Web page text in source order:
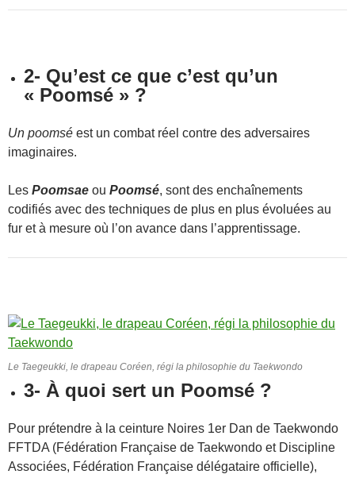
2- Qu’est ce que c’est qu’un
« Poomsé » ?
Un poomsé est un combat réel contre des adversaires
imaginaires.
Les Poomsae ou Poomsé, sont des enchaînements
codifiés avec des techniques de plus en plus évoluées au
fur et à mesure où l’on avance dans l’apprentissage.
Le Taegeukki, le drapeau Coréen, régi la philosophie du Taekwondo
3- À quoi sert un Poomsé ?
Pour prétendre à la ceinture Noires 1er Dan de Taekwondo
FFTDA (Fédération Française de Taekwondo et Discipline
Associées, Fédération Française délégataire officielle),